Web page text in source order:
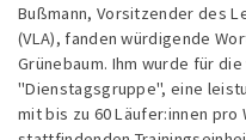
Bußmann, Vorsitzender des
(VLA), fanden würdigende
Grünebaum. Ihm wurde für
"Dienstagsgruppe", eine
mit bis zu 60 Läufer:innen